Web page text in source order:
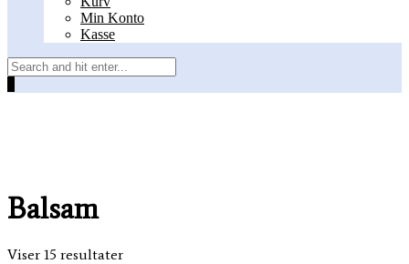
Min Konto
Kasse
Balsam
Viser 15 resultater